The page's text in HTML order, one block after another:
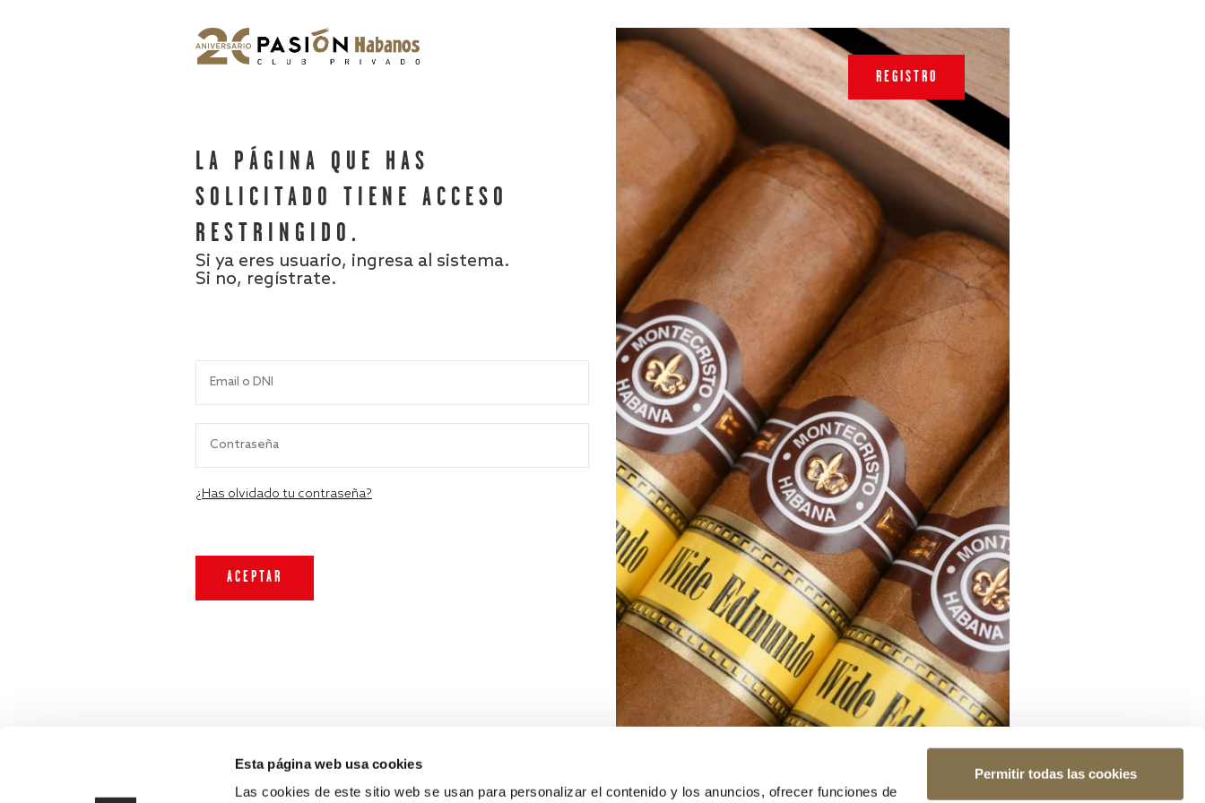
Esta página web usa cookies
Las cookies de este sitio web se usan para personalizar el contenido y los anuncios, ofrecer funciones de
Permitir todas las cookies
LA PÁGINA QUE HAS
SOLICITADO TIENE ACCESO
RESTRINGIDO.
Si ya eres usuario, ingresa al sistema.
Si no, regístrate.
¿Has olvidado tu contraseña?
REGISTRO